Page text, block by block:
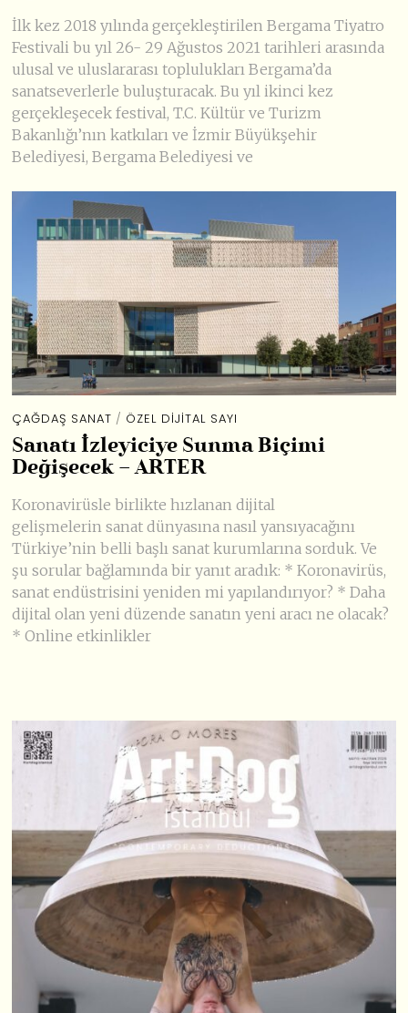
İlk kez 2018 yılında gerçekleştirilen Bergama Tiyatro
Festivali bu yıl 26- 29 Ağustos 2021 tarihleri arasında
ulusal ve uluslararası toplulukları Bergama’da
sanatseverlerle buluşturacak. Bu yıl ikinci kez
gerçekleşecek festival, T.C. Kültür ve Turizm
Bakanlığı’nın katkıları ve İzmir Büyükşehir
Belediyesi, Bergama Belediyesi ve
ÇAĞDAŞ SANAT / ÖZEL DIJITAL SAYI
Sanatı İzleyiciye Sunma Biçimi
Değişecek – ARTER
Koronavirüsle birlikte hızlanan dijital
gelişmelerin sanat dünyasına nasıl yansıyacağını
Türkiye’nin belli başlı sanat kurumlarına sorduk. Ve
şu sorular bağlamında bir yanıt aradık: * Koronavirüs,
sanat endüstrisini yeniden mi yapılandırıyor? * Daha
dijital olan yeni düzende sanatın yeni aracı ne olacak?
* Online etkinlikler